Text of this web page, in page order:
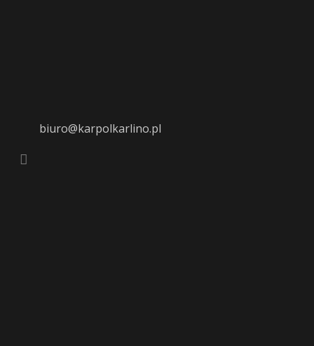
biuro@karpolkarlino.pl